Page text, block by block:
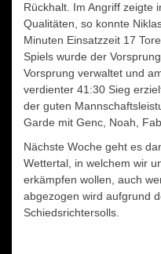
Rückhalt. Im Angriff zeigte
Qualitäten, so konnte
Minuten Einsatzzeit 17
Spiels wurde der
Vorsprung verwaltet und
verdienter 41:30 Sieg
der guten
Garde mit Genc, Noah,
Nächste Woche geht es
Wettertal, in welchem wir
erkämpfen wollen, auch
abgezogen wird aufgrund
Schiedsrichtersolls.